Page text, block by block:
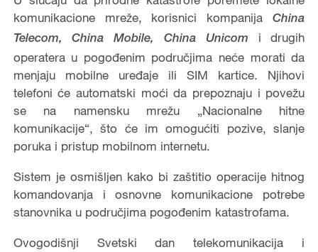
komunikacione mreže, korisnici kompanijaChina
Telecom, China Mobile, China Unicom
i drugih
operatera u pogođenim područjima neće morati da
menjaju mobilne uređaje ili SIM kartice. Njihovi
telefoni će automatski moći da prepoznaju i povežu
se na namensku mrežu „Nacionalne hitne
komunikacije“, što će im omogućiti pozive, slanje
poruka i pristup mobilnom internetu.
Sistem je osmišljen kako bi zaštitio operacije hitnog
komandovanja i osnovne komunikacione potrebe
stanovnika u područjima pogođenim katastrofama.
Ovogodišnji Svetski dan telekomunikacija i